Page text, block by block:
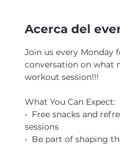
Acerca del
Join us every Monday
conversation on what
workout session!!!
What You Can Expect:
•  Free snacks and
sessions
•  Be part of shaping